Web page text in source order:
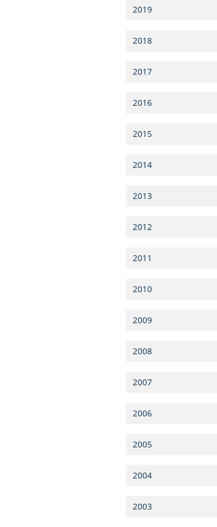
2019
2018
2017
2016
2015
2014
2013
2012
2011
2010
2009
2008
2007
2006
2005
2004
2003